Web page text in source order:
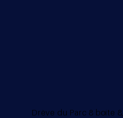
Drève du Parc 8 boite